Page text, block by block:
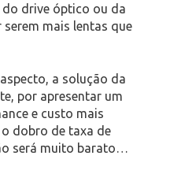
drive óptico ou da
mais lentas que
a solução da
por apresentar um
e custo mais
o dobro de taxa de
será muito barato…